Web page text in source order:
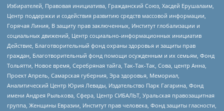
Избирателей, Правовая инициатива, Гражданский Союз, Хасдей Ерушалаим,
Центр поддержки и содействия развитию средств массовой информации,
Горячая Линия, В защиту прав заключенных, Институт глобализации и
социальных движений, Центр социально-информационных инициатив
Действие, Благотворительный фонд охраны здоровья и защиты прав
граждан, Благотворительный фонд помощи осужденным и их семьям, Фонд
Тольятти, Новое время, Серебряная тайга, Так-Так-Так, Сова, центр Анна,
Проект Апрель, Самарская губерния, Эра здоровья, Мемориал,
Аналитический Центр Юрия Левады, Издательство Парк Гагарина, Фонд
имени Андрея Рылькова, Сфера, Центр СИБАЛЬТ, Уральская правозащитная
группа, Женщины Евразии, Институт прав человека, Фонд защиты гласности,